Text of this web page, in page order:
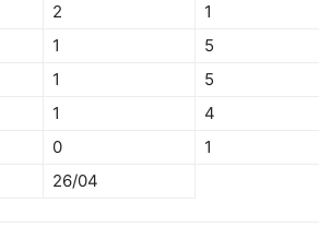
2
1
1
5
1
5
1
4
0
1
26/04